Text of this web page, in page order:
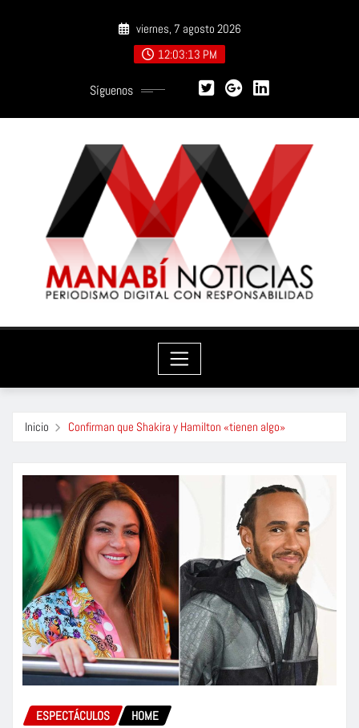
viernes, 7 agosto 2026
12:03:13 PM
Síguenos
Inicio Confirman que Shakira y Hamilton «tienen algo»
ESPECTÁCULOS HOME